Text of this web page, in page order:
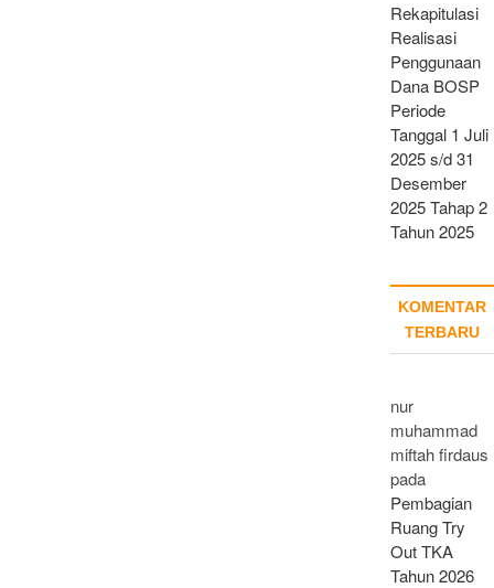
Rekapitulasi
Realisasi
Penggunaan
Dana BOSP
Periode
Tanggal 1 Juli
2025 s/d 31
Desember
2025 Tahap 2
Tahun 2025
KOMENTAR
TERBARU
nur
muhammad
miftah firdaus
pada
Pembagian
Ruang Try
Out TKA
Tahun 2026